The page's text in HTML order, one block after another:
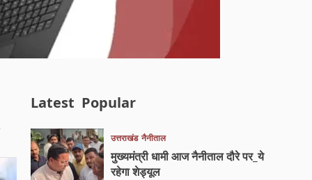
Latest Popular
उत्तराखंड नैनीताल
मुख्यमंत्री धामी आज नैनीताल दौरे पर_ये
रहेगा शेड्यूल